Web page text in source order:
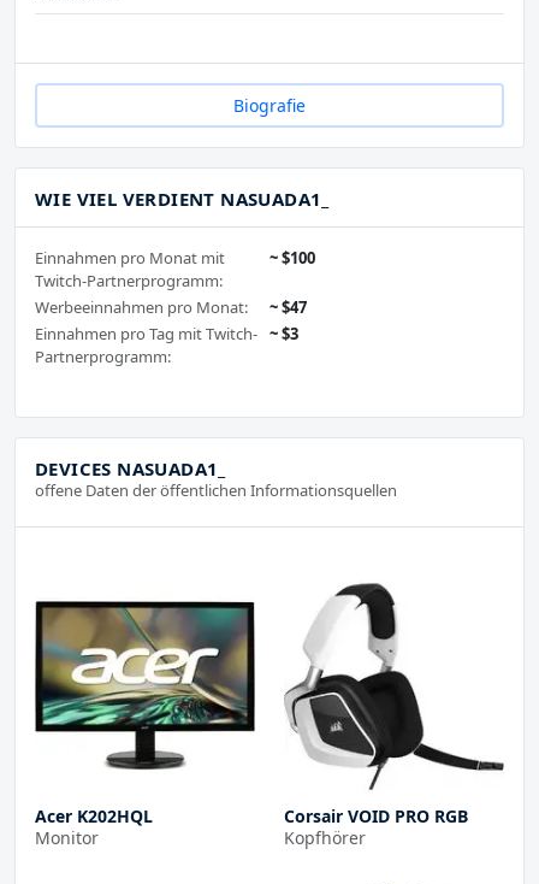
Biografie
WIE VIEL VERDIENT NASUADA1_
Einnahmen pro Monat mit
Twitch-Partnerprogramm:
~ $100
Werbeeinnahmen pro Monat:
~ $47
Einnahmen pro Tag mit Twitch-
Partnerprogramm:
~ $3
DEVICES NASUADA1_
offene Daten der öffentlichen Informationsquellen
Acer K202HQL
Monitor
Corsair VOID PRO RGB
Kopfhörer